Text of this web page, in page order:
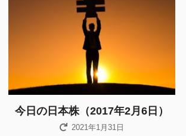
今日の日本株（2017年2月6日）
2021年1月31日